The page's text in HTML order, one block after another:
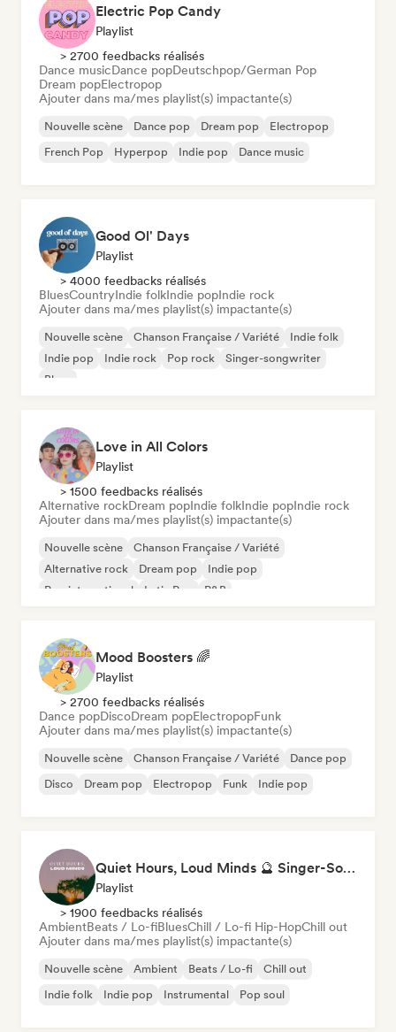
Electric Pop Candy
Playlist
> 2700 feedbacks réalisés
Dance musicDance popDeutschpop/German Pop
Dream popElectropop
Ajouter dans ma/mes playlist(s) impactante(s)
Nouvelle scène Dance pop Dream pop
Electropop
French Pop
Hyperpop Indie pop Dance music
Good Ol' Days
Playlist
> 4000 feedbacks réalisés
BluesCountryIndie folkIndie popIndie rock
Ajouter dans ma/mes playlist(s) impactante(s)
Nouvelle scène Chanson Française / Variété
Indie folk
Indie pop
Indie rock Pop rock
Singer-songwriter
Blues
Love in All Colors
Playlist
> 1500 feedbacks réalisés
Alternative rockDream popIndie folkIndie popIndie rock
Ajouter dans ma/mes playlist(s) impactante(s)
Nouvelle scène
Chanson Française / Variété
Alternative rock
Dream pop
Indie pop
Pop international
Latin Pop R&B
Mood Boosters 🌈
Playlist
> 2700 feedbacks réalisés
Dance popDiscoDream popElectropopFunk
Ajouter dans ma/mes playlist(s) impactante(s)
Nouvelle scène Chanson Française / Variété
Dance pop
Disco
Dream pop Electropop Funk Indie pop
Quiet Hours, Loud Minds 🔮 Singer-Songwriter, Bedroom Pop & Dream Pop
Playlist
> 1900 feedbacks réalisés
AmbientBeats / Lo-fiBluesChill / Lo-fi Hip-HopChill out
Ajouter dans ma/mes playlist(s) impactante(s)
Nouvelle scène Ambient Beats / Lo-fi
Chill out
Indie folk
Indie pop Instrumental Pop soul